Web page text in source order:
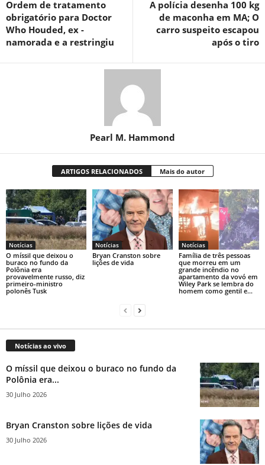
Ordem de tratamento
obrigatório para Doctor
Who Houded, ex -
namorada e a restringiu
A polícia desenha 100 kg
de maconha em MA; O
carro suspeito escapou
após o tiro
Pearl M. Hammond
ARTIGOS RELACIONADOS Mais do autor
Notícias
O míssil que deixou o
buraco no fundo da
Polônia era
provavelmente russo, diz
primeiro-ministro
polonês Tusk
Notícias
Bryan Cranston sobre
lições de vida
Notícias
Família de três pessoas
que morreu em um
grande incêndio no
apartamento da vovó em
Wiley Park se lembra do
homem como gentil e...
Notícias ao vivo
O míssil que deixou o buraco no fundo da
Polônia era...
30 Julho 2026
Bryan Cranston sobre lições de vida
30 Julho 2026